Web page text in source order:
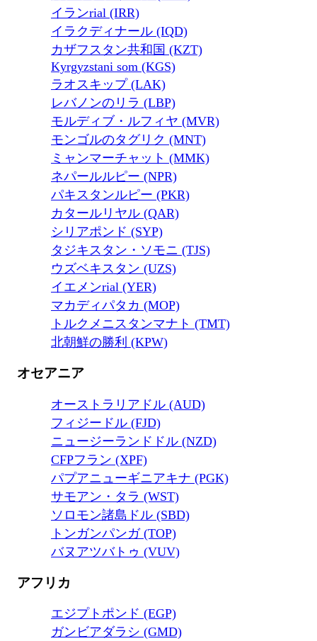
イランrial (IRR)
イラクディナール (IQD)
カザフスタン共和国 (KZT)
Kyrgyzstani som (KGS)
ラオスキップ (LAK)
レバノンのリラ (LBP)
モルディブ・ルフィヤ (MVR)
モンゴルのタグリク (MNT)
ミャンマーチャット (MMK)
ネパールルピー (NPR)
パキスタンルピー (PKR)
カタールリヤル (QAR)
シリアポンド (SYP)
タジキスタン・ソモニ (TJS)
ウズベキスタン (UZS)
イエメンrial (YER)
マカディパタカ (MOP)
トルクメニスタンマナト (TMT)
北朝鮮の勝利 (KPW)
オセアニア
オーストラリアドル (AUD)
フィジードル (FJD)
ニュージーランドドル (NZD)
CFPフラン (XPF)
パプアニューギニアキナ (PGK)
サモアン・タラ (WST)
ソロモン諸島ドル (SBD)
トンガンパンガ (TOP)
バヌアツバトゥ (VUV)
アフリカ
エジプトポンド (EGP)
ガンビアダラシ (GMD)